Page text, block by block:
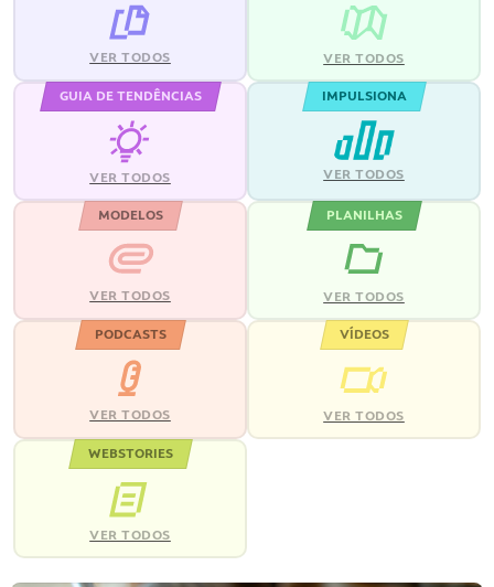
VER TODOS VER TODOS
GUIA DE TENDÊNCIAS
VER TODOS
IMPULSIONA
VER TODOS
MODELOS
VER TODOS
PLANILHAS
VER TODOS
PODCASTS
VER TODOS
VÍDEOS
VER TODOS
WEBSTORIES
VER TODOS